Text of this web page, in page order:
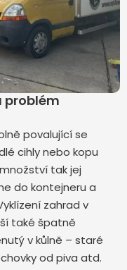
problém
povalující se
cihly nebo kopu
tak jej
do kontejneru a
zahrad v
také špatně
v kůlně – staré
od piva atd.